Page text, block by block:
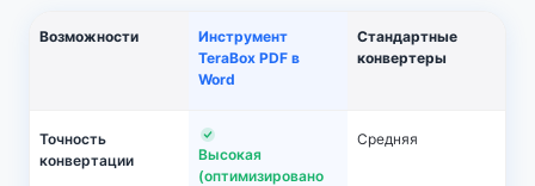
Возможности
Инструмент
TeraBox PDF в
Word
Стандартные
конвертеры
Точность
конвертации
Высокая
(оптимизировано
Средняя